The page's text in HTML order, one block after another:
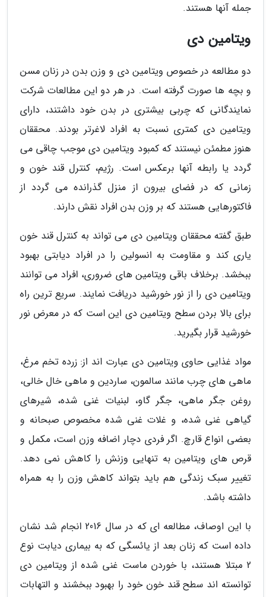
جمله آنها هستند.
ویتامین دی
دو مطالعه در خصوص ویتامین دی و وزن بدن در زنان مسن
و بچه ها صورت گرفته است. در هر دو این مطالعات شرکت
نمایندگانی که چربی بیشتری در بدن خود داشتند، دارای
ویتامین دی کمتری نسبت به افراد لاغرتر بودند. محققان
هنوز مطمئن نیستند که کمبود ویتامین دی موجب چاقی می
گردد یا رابطه آنها برعکس است. رژیم، کنترل قند خون و
زمانی که در فضای بیرون از منزل گذرانده می گردد از
فاکتورهایی هستند که بر وزن بدن افراد نقش دارند.
طبق گفته محققان ویتامین دی می تواند به کنترل قند خون
یاری کند و مقاومت به انسولین را در افراد دیابتی بهبود
ببخشد. برخلاف باقی ویتامین های ضروری، افراد می توانند
ویتامین دی را از نور خورشید دریافت نمایند. سریع ترین راه
برای بالا بردن سطح ویتامین دی این است که در معرض نور
خورشید قرار بگیرید.
مواد غذایی حاوی ویتامین دی عبارت اند از: زرده تخم مرغ،
ماهی های چرب مانند سالمون، ساردین و ماهی خال خالی،
روغن جگر ماهی، جگر گاو، لبنیات غنی شده، شیرهای
گیاهی غنی شده، و غلات غنی شده مخصوص صبحانه و
بعضی انواع قارچ. اگر فردی دچار اضافه وزن است، مکمل و
قرص های ویتامین به تنهایی وزنش را کاهش نمی دهد.
تغییر سبک زندگی هم باید بتواند کاهش وزن را به همراه
داشته باشد.
با این اوصاف، مطالعه ای که در سال 2016 انجام شد نشان
داده است که زنان بعد از یائسگی که به بیماری دیابت نوع
2 مبتلا هستند، با خوردن ماست غنی شده از ویتامین دی
توانسته اند سطح قند خون خود را بهبود ببخشند و التهابات